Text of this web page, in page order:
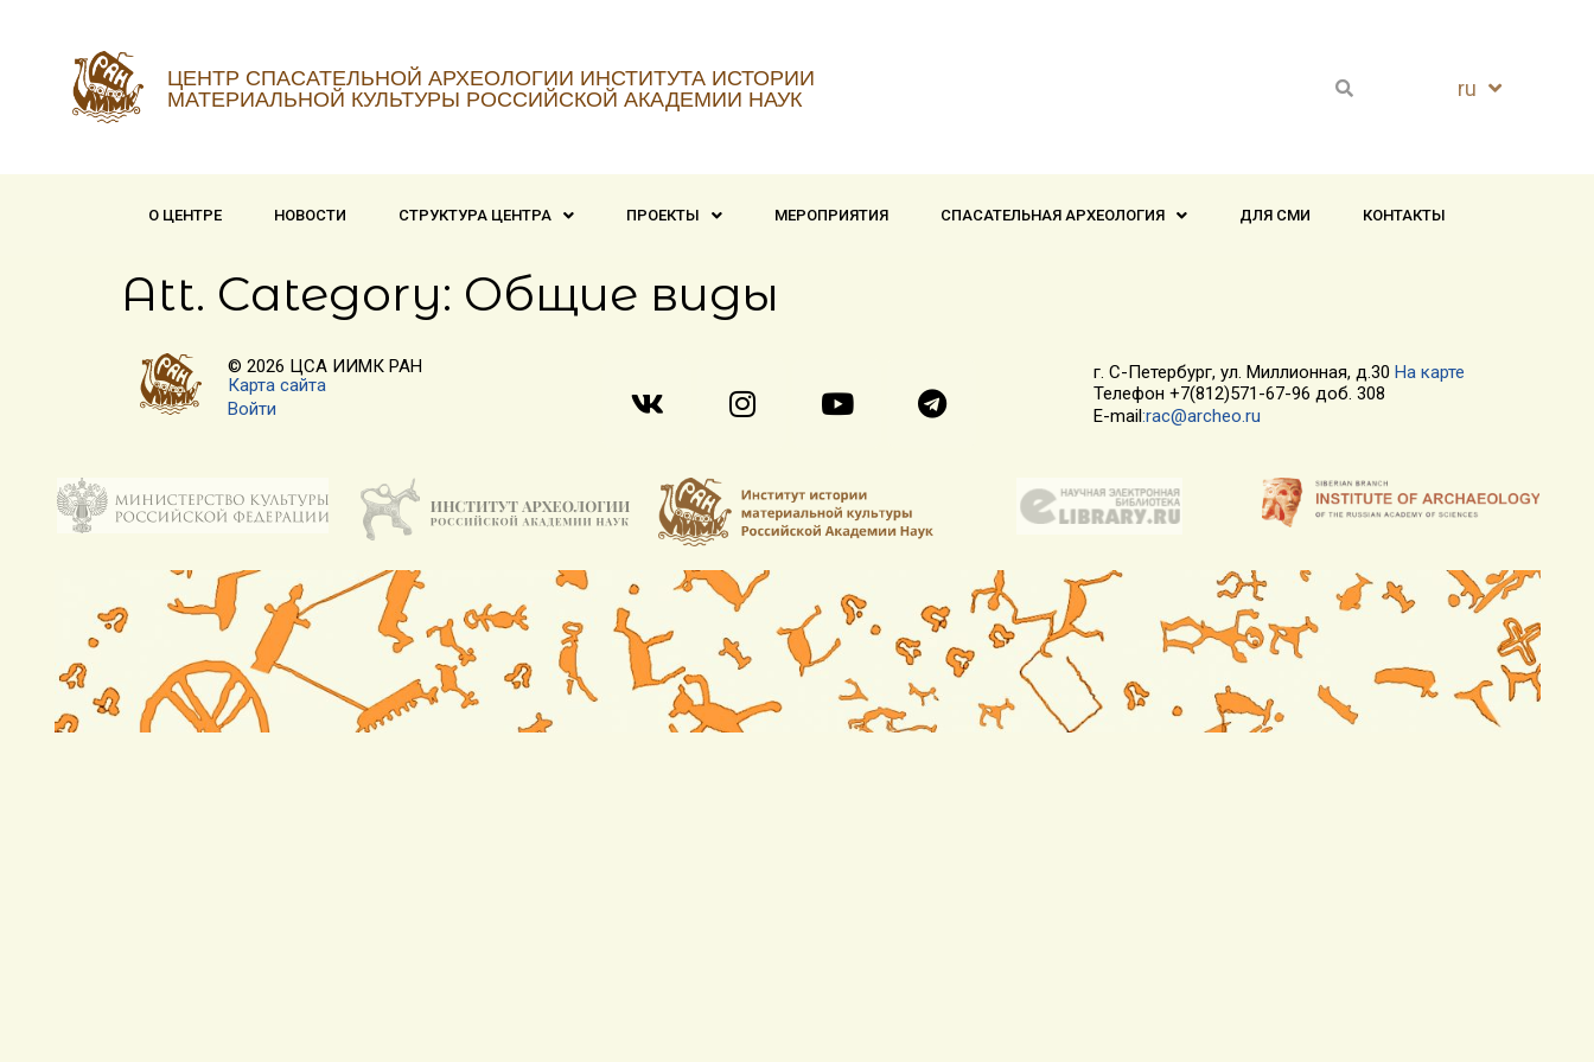
ЦЕНТР СПАСАТЕЛЬНОЙ АРХЕОЛОГИИ ИНСТИТУТА ИСТОРИИ
МАТЕРИАЛЬНОЙ КУЛЬТУРЫ РОССИЙСКОЙ АКАДЕМИИ НАУК ru
en
О ЦЕНТРЕ НОВОСТИ СТРУКТУРА ЦЕНТРА ПРОЕКТЫ МЕРОПРИЯТИЯ СПАСАТЕЛЬНАЯ АРХЕОЛОГИЯ ДЛЯ СМИ КОНТАКТЫ
Att. Category: Общие виды
© 2026 ЦСА ИИМК РАН
Карта сайта
Войти
г. С-Петербург, ул. Миллионная, д.30На карте
Телефон +7(812)571-67-96 доб. 308
E-mail:rac@archeo.ru